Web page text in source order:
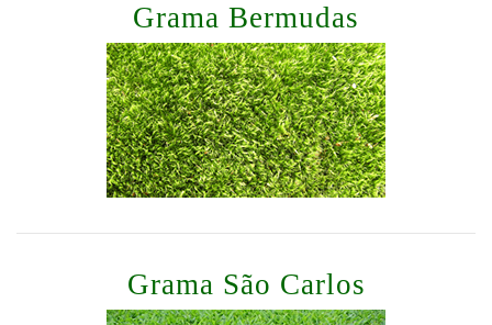
Grama Bermudas
Grama São Carlos